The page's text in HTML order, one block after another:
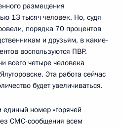
размещения
13 тысяч человек. Но, судя
порядка 70 процентов
и друзьям, в какие-
воспользуются ПВР.
всего четыре человека
Эта работа сейчас
будет увеличиваться.
номер «горячей
СМС-сообщения всем